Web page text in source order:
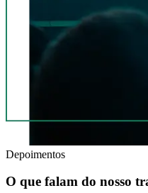
Depoimentos
O que falam do nosso